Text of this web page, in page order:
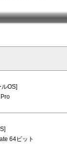
OS]
64ビット